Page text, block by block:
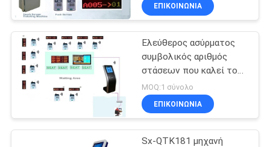
ΈΛΕΓΧΟΣ
ΜΑΣ
ΕΛΆΤΕ
ΜΕ
σειρών αναμονής
ΕΠΙΚΟΙΝΩΝΊΑ
Ελεύθερος ασύρματος
συμβολικός αριθμός
στάσεων που καλεί το
σύστημα διαχείρισης
σειρών αναμονής με το
περίπτερο σειρών
MOQ:1 σύνολο
ΕΠΙΚΟΙΝΩΝΊΑ
Sx-QTK181 μηχανή